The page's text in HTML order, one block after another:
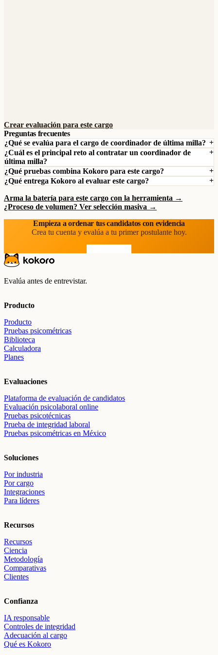
Crear evaluación para este cargo
Preguntas frecuentes
¿Qué se evalúa para el cargo de coordinador de última milla?
¿Cuál es el principal reto al contratar un coordinador de
última milla?
¿Qué pruebas combina Kokoro para este cargo?
¿Qué entrega Kokoro al evaluar este cargo?
Arma la batería para este cargo con la herramienta →
¿Proceso de volumen? Ver selección masiva →
Empieza a ordenar tus candidatos con evidencia
Crea tu cuenta y evalúa a tu primer postulante hoy.
Evalúa antes de entrevistar.
Producto
Producto
Pruebas psicométricas
Biblioteca
Calculadora
Planes
Evaluaciones
Plataforma de evaluación de candidatos
Evaluación psicolaboral online
Pruebas psicotécnicas
Prueba de integridad laboral
Pruebas psicométricas en México
Soluciones
Por industria
Por cargo
Integraciones
Para líderes
Recursos
Recursos
Ciencia
Metodología
Comparativas
Clientes
Confianza
IA responsable
Controles de integridad
Adecuación al cargo
Qué es Kokoro